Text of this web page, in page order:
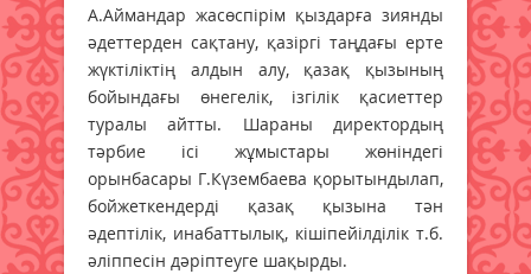
А.Аймандар жасөспірім қыздарға зиянды
әдеттерден сақтану, қазіргі таңдағы ерте
жүктіліктің алдын алу, қазақ қызының
бойындағы өнегелік, ізгілік қасиеттер
туралы айтты. Шараны директордың
тәрбие ісі жұмыстары жөніндегі
орынбасары Г.Күзембаева қорытындылап,
бойжеткендерді қазақ қызына тән
әдептілік, инабаттылық, кішіпейілділік т.б.
әліппесін дәріптеуге шақырды.